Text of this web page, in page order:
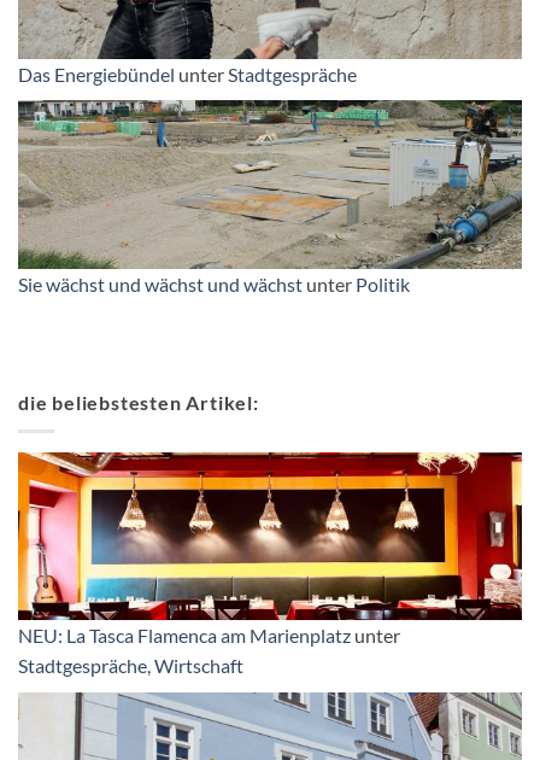
Das Energiebündel unter Stadtgespräche
Sie wächst und wächst und wächst unter Politik
die beliebstesten Artikel:
NEU: La Tasca Flamenca am Marienplatz unter
Stadtgespräche,Wirtschaft